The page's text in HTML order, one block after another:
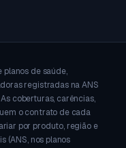
de saúde,
registradas na ANS
coberturas, carências,
o contrato de cada
por produto, região e
(ANS, nos planos